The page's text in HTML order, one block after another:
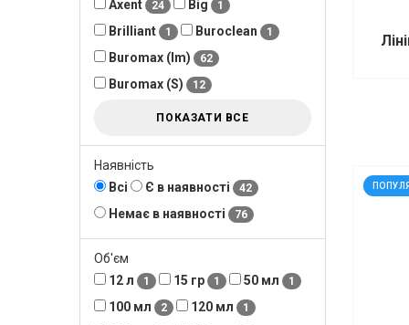
Axent 24 Big 1
Brilliant 1 Buroclean 1
Buromax (Im) 62
Buromax (S) 12
ПОКАЗАТИ ВСЕ
Наявність
Всі
Є в наявності 42
Немає в наявності 76
Об'єм
12 л
1 15 гр 1 50 мл 1
100 мл 2 120 мл 1
код: